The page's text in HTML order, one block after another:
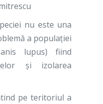
nu este una
a populației
lupus) fiind
și izolarea
pe teritoriul a